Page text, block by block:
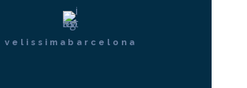
velissimabarcelona